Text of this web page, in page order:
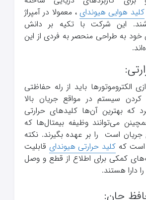
کلید هوایی هیوندای، معمولا در آمپراژ
این شرکت با تکیه بر دانش
به طراحی منحصر به‌ فردی از این
الکتروموتورها باید از رله حفاظتی
سیستم در مواقع جریان بالا
که بهترین آن‌ها کلیدهای حرارتی
می‌توانند وظیفه بیمتال‌ها که
جریان است را بر عهده بگیرند. نکته
است که کلید حرارتی هیوندای قابلیت
کمکی برای اطلاع از قطع و وصل
دارا هستند.
جان: